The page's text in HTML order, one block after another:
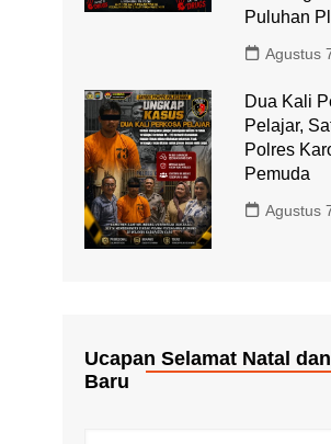
Puluhan
Agustus
Dua Kali
Pelajar,
Polres
Pemuda
Agustus
Ucapan Selamat Natal
Baru